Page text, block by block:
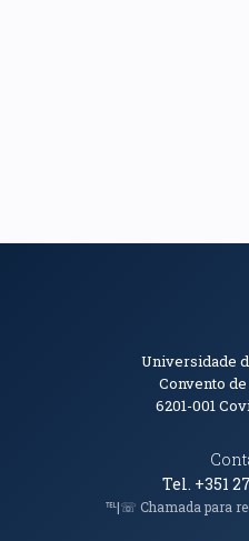
Informações de
Universidade
Convento
6201-001
Tel. +351
℡|☏ Chamada para